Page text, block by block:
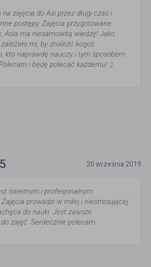
na zajęcia do Asi przez długi czas i
postępy. Zajęcia przygotowane
Asia ma niesamowitą wiedzę! Jako
mi, by znaleźć kogoś
kto naprawdę nauczy i tym sposobem
i będę polecać każdemu! :)
20 września 2019
świetnym i profesjonalnym
prowadzi w miłej i niestresującej
do nauki. Jest zawsze
zajęć. Serdecznie polecam.